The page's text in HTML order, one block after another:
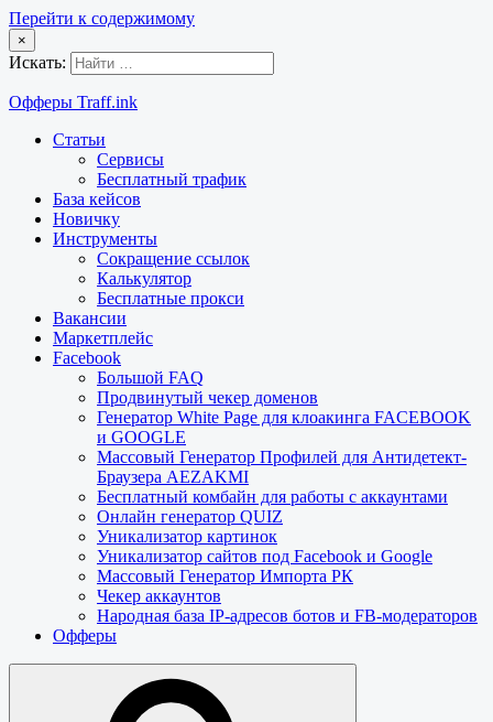
Перейти к содержимому
×
Искать:
Офферы Traff.ink
Статьи
Сервисы
Бесплатный трафик
База кейсов
Новичку
Инструменты
Сокращение ссылок
Калькулятор
Бесплатные прокси
Вакансии
Маркетплейс
Facebook
Большой FAQ
Продвинутый чекер доменов
Генератор White Page для клоакинга FACEBOOK
и GOOGLE
Массовый Генератор Профилей для Антидетект-
Браузера AEZAKMI
Бесплатный комбайн для работы с аккаунтами
Онлайн генератор QUIZ
Уникализатор картинок
Уникализатор сайтов под Facebook и Google
Массовый Генератор Импорта РК
Чекер аккаунтов
Народная база IP-адресов ботов и FB-модераторов
Офферы